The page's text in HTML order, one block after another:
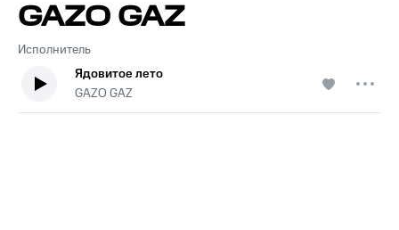
Исполнитель
GAZO GAZ
Ядовитое лето
GAZO GAZ